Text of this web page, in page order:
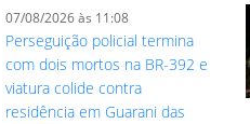
07/08/2026 às 11:08
Perseguição policial termina
com dois mortos na BR-392 e
viatura colide contra
residência em Guarani das